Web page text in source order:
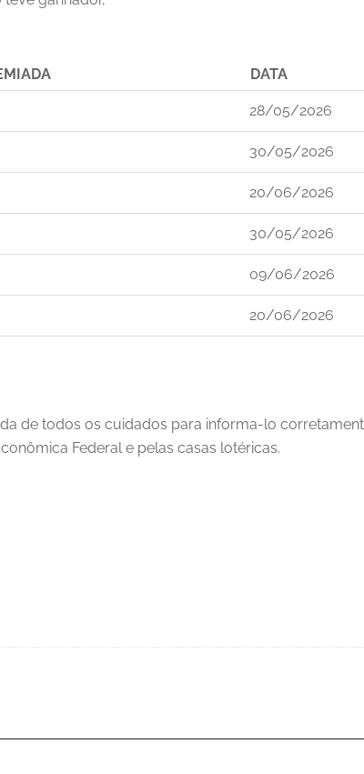
DATA
28/05/2026
30/05/2026
20/06/2026
30/05/2026
09/06/2026
20/06/2026
de todos os cuidados para informa-lo
Federal e pelas casas lotéricas.